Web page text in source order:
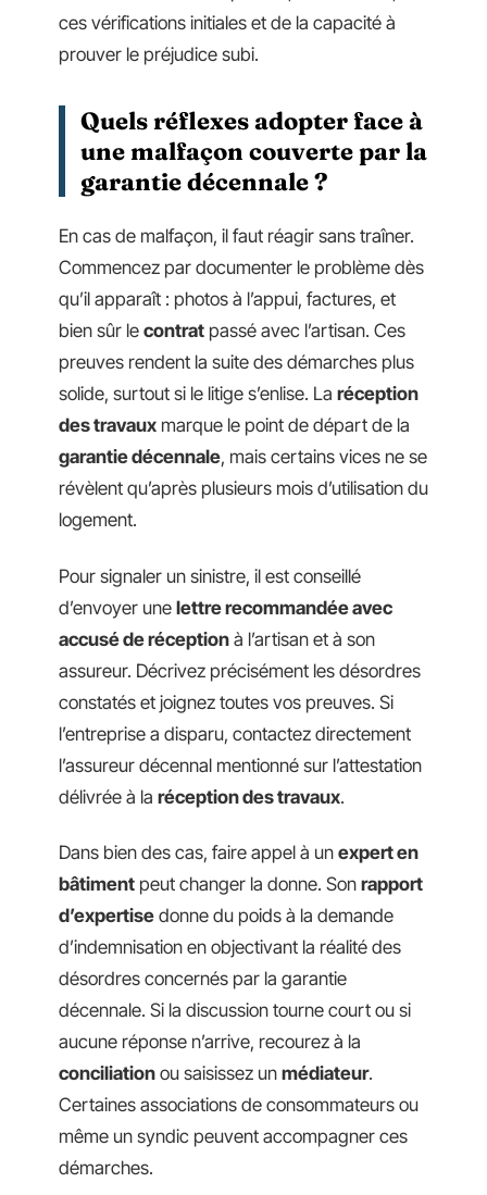
ces vérifications initiales et de la capacité à
prouver le préjudice subi.
Quels réflexes adopter face à
une malfaçon couverte par la
garantie décennale ?
En cas de malfaçon, il faut réagir sans traîner.
Commencez par documenter le problème dès
qu’il apparaît : photos à l’appui, factures, et
bien sûr le contrat passé avec l’artisan. Ces
preuves rendent la suite des démarches plus
solide, surtout si le litige s’enlise. La réception
des travaux marque le point de départ de la
garantie décennale, mais certains vices ne se
révèlent qu’après plusieurs mois d’utilisation du
logement.
Pour signaler un sinistre, il est conseillé
d’envoyer une lettre recommandée avec
accusé de réception à l’artisan et à son
assureur. Décrivez précisément les désordres
constatés et joignez toutes vos preuves. Si
l’entreprise a disparu, contactez directement
l’assureur décennal mentionné sur l’attestation
délivrée à la réception des travaux.
Dans bien des cas, faire appel à un expert en
bâtiment peut changer la donne. Son rapport
d’expertise donne du poids à la demande
d’indemnisation en objectivant la réalité des
désordres concernés par la garantie
décennale. Si la discussion tourne court ou si
aucune réponse n’arrive, recourez à la
conciliation ou saisissez un médiateur.
Certaines associations de consommateurs ou
même un syndic peuvent accompagner ces
démarches.